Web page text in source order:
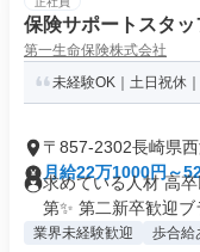
保険サポートスタッ
第一生命保険株式会社
未経験OK｜土日祝休
〒857-2302長崎県
郷
月給22万1000円～
求めている人材 高
第✨ 第二新卒歓迎ブ
業界未経験歓迎 歩合給